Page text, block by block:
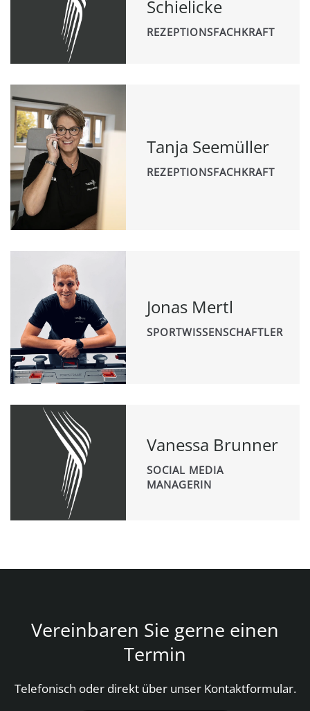
Schielicke
REZEPTIONSFACHKRAFT
Tanja Seemüller
REZEPTIONSFACHKRAFT
Jonas Mertl
SPORTWISSENSCHAFTLER
Vanessa Brunner
SOCIAL MEDIA
MANAGERIN
Vereinbaren Sie gerne einen
Termin
Telefonisch oder direkt über unser Kontaktformular.